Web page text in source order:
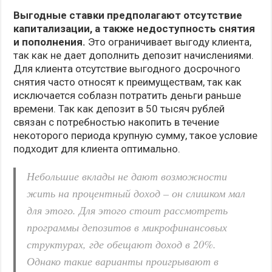
Выгодные ставки предполагают отсутствие
капитализации, а также недоступность снятия
и пополнения. Это ограничивает выгоду клиента,
так как не дает дополнить депозит начислениями.
Для клиента отсутствие выгодного досрочного
снятия часто относят к преимуществам, так как
исключается соблазн потратить деньги раньше
времени. Так как депозит в 50 тысяч рублей
связан с потребностью накопить в течение
некоторого периода крупную сумму, такое условие
подходит для клиента оптимально.
Небольшие вклады не дают возможности
жить на процентный доход – он слишком мал
для этого. Для этого стоит рассмотреть
программы депозитов в микрофинансовых
структурах, где обещают доход в 20%.
Однако такие варианты проигрывают в